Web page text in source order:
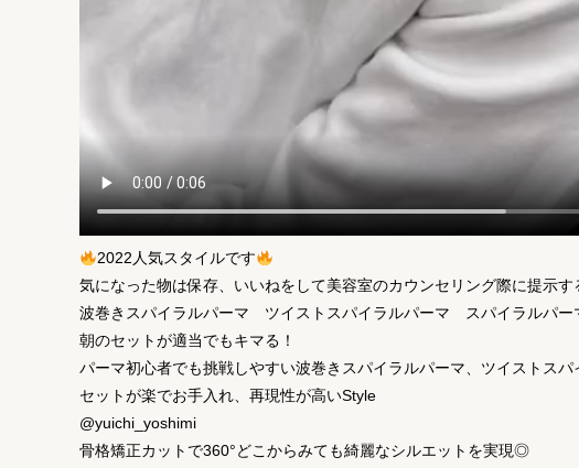
2022人気スタイルです
気になった物は保存、いいねをして美容室のカウンセリング際に提示
波巻きスパイラルパーマ ツイストスパイラルパーマ スパイラルパ
朝のセットが適当でもキマる！
パーマ初心者でも挑戦しやすい波巻きスパイラルパーマ、ツイストスパ
セットが楽でお手入れ、再現性が高いStyle
@yuichi_yoshimi
骨格矯正カットで360°どこからみても綺麗なシルエットを実現◎